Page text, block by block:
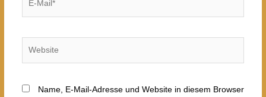
Name, E-Mail-Adresse und Website in diesem Browser